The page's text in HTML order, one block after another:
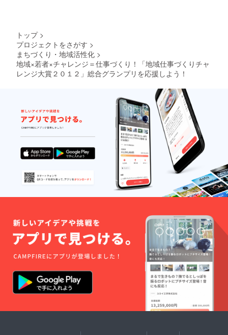
総合グランプリ 東
北ブロック代表 自治
体×若者の事例 山形
力」プロジェクト 審
査員特別賞 中四国
ブロック代表 自治体
×若者の事例 島根県
邑南町「「耕すシェ
域ブロック代表賞
自治体×若者の事例
北海道岩見沢市「なま
ら開拓魂！革新に挑む
大人達」プロジェクト
東北ブロック代表
自治体×若者の事例
みで引き出す地域と人
トップ >
プロジェクトをさがす >
まちづくり・地域活性化 >
地域×若者×チャレンジ＝仕事づくり！「地域仕事づくりチャ
レンジ大賞２０１２」総合グランプリを応援しよう！